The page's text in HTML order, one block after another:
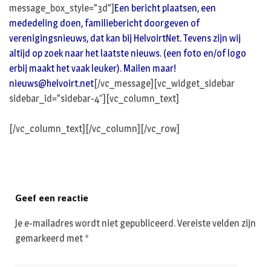
message_box_style=”3d”] Een bericht plaatsen, een
mededeling doen, familiebericht doorgeven of
verenigingsnieuws, dat kan bij HelvoirtNet. Tevens zijn wij
altijd op zoek naar het laatste nieuws. (een foto en/of logo
erbij maakt het vaak leuker). Mailen maar!
nieuws@helvoirt.net[/vc_message][vc_widget_sidebar
sidebar_id=”sidebar-4″][vc_column_text]
[/vc_column_text][/vc_column][/vc_row]
Geef een reactie
Je e-mailadres wordt niet gepubliceerd.Vereiste velden zijn
gemarkeerd met *